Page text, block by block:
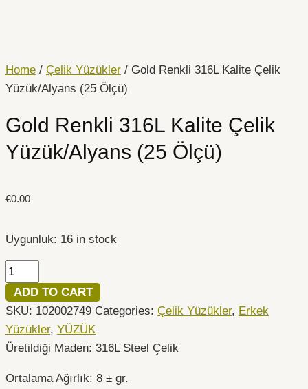
Home / Çelik Yüzükler / Gold Renkli 316L Kalite Çelik
Yüzük/Alyans (25 Ölçü)
Gold Renkli 316L Kalite Çelik
Yüzük/Alyans (25 Ölçü)
€0.00
Uygunluk: 16 in stock
Kalite
Çelik
(25
quantity
ADD TO CART
SKU: 102002749 Categories: Çelik Yüzükler, Erkek
Yüzükler, YÜZÜK
Üretildiği Maden: 316L Steel Çelik
Ortalama Ağırlık: 8 ± gr.